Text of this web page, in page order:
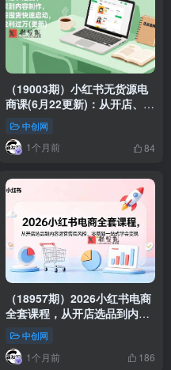
（19003期）小红书无货源电
商课(6月22更新)：从开店、选
品、上架到内容制作，无需囤
货快速启动，月盈利过万
中创网
1个月前 84
（18957期）2026小红书电商
全套课程，从开店选品到内容
运营售后风控，零基础一站式
学会变现
中创网
1个月前 186